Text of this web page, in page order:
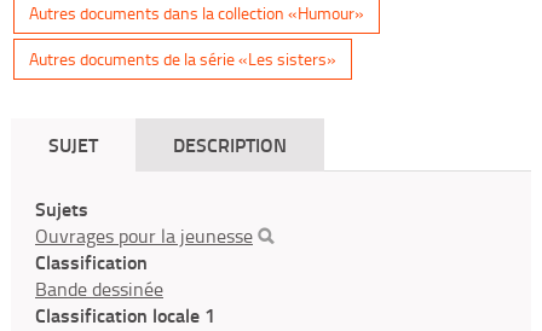
Autres documents dans la collection «Humour»
Autres documents de la série «Les sisters»
SUJET DESCRIPTION
Sujets
Ouvrages pour la jeunesse
Classification
Bande dessinée
Classification locale 1